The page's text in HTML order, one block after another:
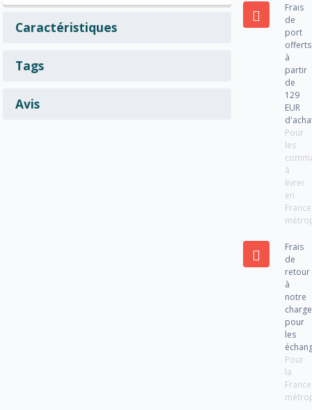
Caractéristiques
Tags
Avis
Frais
de
port
offerts
à
partir
de
129
EUR
Pour
les
à
livrer
en
France
Frais
de
retour
à
notre
charge
pour
les
Pour
la
France